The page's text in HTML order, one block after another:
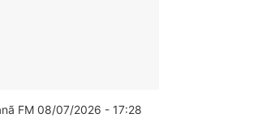
FM 08/07/2026 - 17:28